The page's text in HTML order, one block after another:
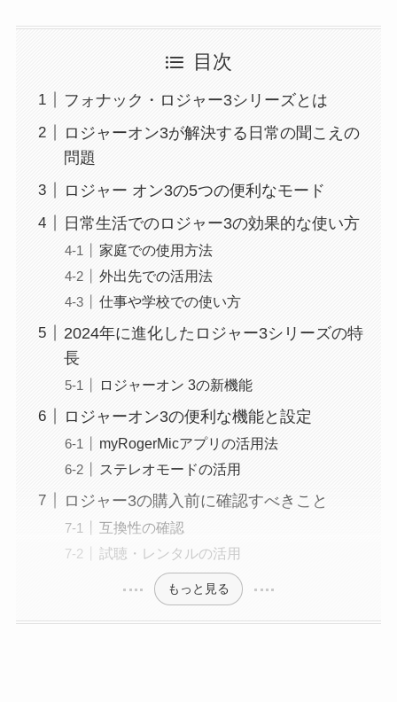
目次
フォナック・ロジャー3シリーズとは
ロジャーオン3が解決する日常の聞こえの
問題
ロジャー オン3の5つの便利なモード
日常生活でのロジャー3の効果的な使い方
家庭での使用方法
外出先での活用法
仕事や学校での使い方
2024年に進化したロジャー3シリーズの特
長
ロジャーオン 3の新機能
ロジャーオン3の便利な機能と設定
myRogerMicアプリの活用法
ステレオモードの活用
ロジャー3の購入前に確認すべきこと
互換性の確認
試聴・レンタルの活用
もっと見る